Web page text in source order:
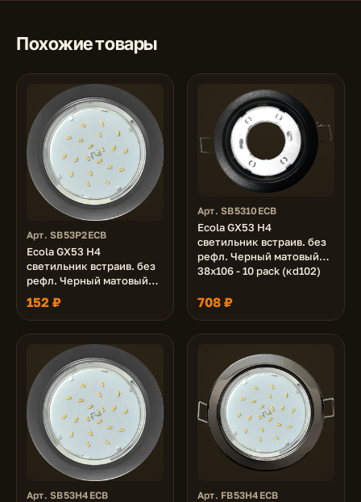
Похожие товары
Арт. SB53P2ECB
Ecola GX53 H4
светильник встраив. без
рефл. Черный матовый
38x106 - 2pack (кd102)
152 ₽
Арт. SB5310ECB
Ecola GX53 H4
светильник встраив. без
рефл. Черный матовый
38x106 - 10 pack (кd102)
708 ₽
Арт. SB53H4ECB Арт. FB53H4ECB